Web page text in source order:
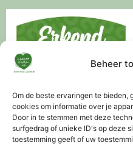
Beheer
Om de beste ervaringen te
cookies om informatie over je
Door in te stemmen met deze
surfgedrag of unieke ID's op deze
toestemming geeft of uw